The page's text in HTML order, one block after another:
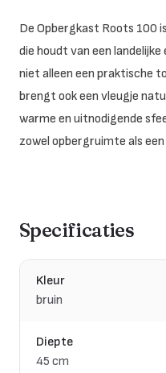
De Opbergkast Roots 100
die houdt van een
niet alleen een praktische
brengt ook een vleugje
warme en uitnodigende
zowel opbergruimte als
Specificaties
Kleur
bruin
Diepte
45 cm